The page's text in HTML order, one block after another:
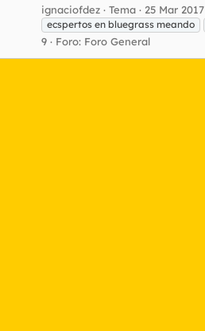
ignaciofdez Tema 25 Mar 2017
ecspertos en bluegrass meando
9
Foro: Foro General